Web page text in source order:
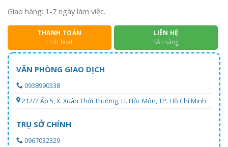
Giao hàng: 1-7 ngày làm việc.
THANH TOÁN
Linh hoạt
LIÊN HỆ
Sẵn sàng
VĂN PHÒNG GIAO DỊCH
0938990338
212/2 Ấp 5, X. Xuân Thới Thượng, H. Hóc Môn, TP. Hồ Chí Minh
TRỤ SỞ CHÍNH
0967032329